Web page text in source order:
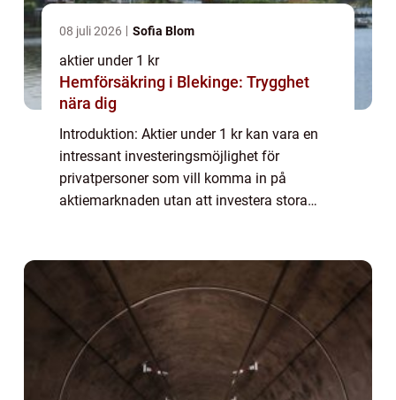
08 juli 2026 Sofia Blom
aktier under 1 kr
Hemförsäkring i Blekinge: Trygghet
nära dig
Introduktion: Aktier under 1 kr kan vara en
intressant investeringsmöjlighet för
privatpersoner som vill komma in på
aktiemarknaden utan att investera stora